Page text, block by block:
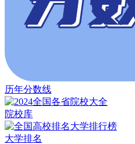
历年分数线
院校库
大学排名